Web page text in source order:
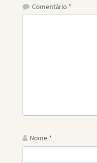
Comentário *
Nome *